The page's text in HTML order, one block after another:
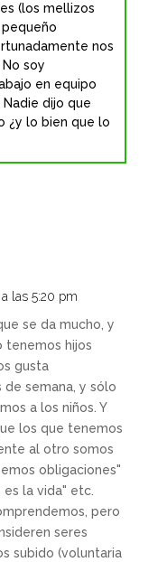
(los mellizos
nos
soy
en equipo
dijo que
¿y lo bien que lo
las 5:20 pm
se da mucho, y
tenemos hijos
gusta
de semana, y sólo
a los niños. Y
los que tenemos
al otro somos
obligaciones"
es la vida" etc.
pero
seres
subido (voluntaria